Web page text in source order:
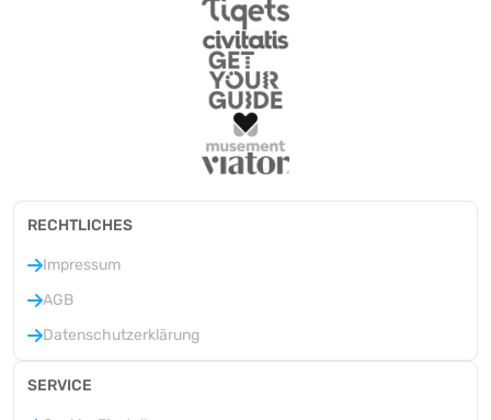
RECHTLICHES
Impressum
AGB
Datenschutzerklärung
SERVICE